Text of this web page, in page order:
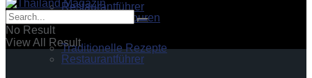
Restaurantführer
Traditionelle Rezepte
Kulinarische Touren
Restaurantführer
No Result
View All Result